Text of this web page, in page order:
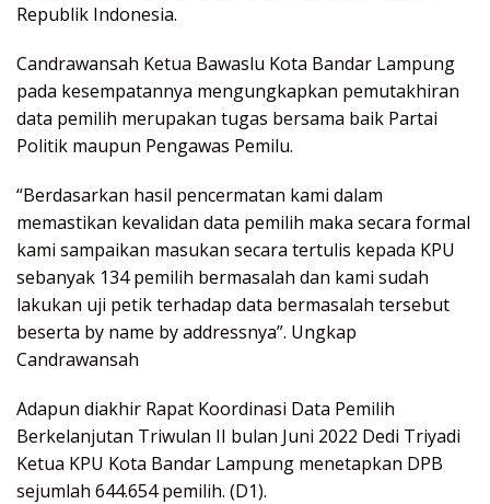
Republik Indonesia.
Candrawansah Ketua Bawaslu Kota Bandar Lampung
pada kesempatannya mengungkapkan pemutakhiran
data pemilih merupakan tugas bersama baik Partai
Politik maupun Pengawas Pemilu.
“Berdasarkan hasil pencermatan kami dalam
memastikan kevalidan data pemilih maka secara formal
kami sampaikan masukan secara tertulis kepada KPU
sebanyak 134 pemilih bermasalah dan kami sudah
lakukan uji petik terhadap data bermasalah tersebut
beserta by name by addressnya”. Ungkap
Candrawansah
Adapun diakhir Rapat Koordinasi Data Pemilih
Berkelanjutan Triwulan II bulan Juni 2022 Dedi Triyadi
Ketua KPU Kota Bandar Lampung menetapkan DPB
sejumlah 644.654 pemilih. (D1).